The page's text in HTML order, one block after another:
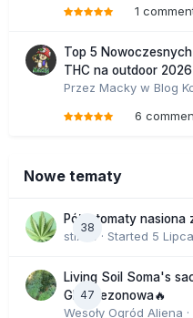
1
Top 5
THC na outdoor 2026
Przez Macky w Blog
6
Nowe tematy
38
Półautomaty
stix33 · Started 5 Lipca
47
Living Soil Soma's
GHS sezonowa🔥
Wesoły Ogród Aliena